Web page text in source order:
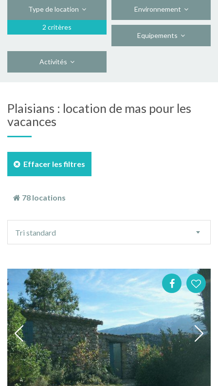
Type de location
2 critères
Environnement
Equipements
Activités
Plaisians : location de mas pour les
vacances
Effacer les filtres
78 locations
tri
Tri standard